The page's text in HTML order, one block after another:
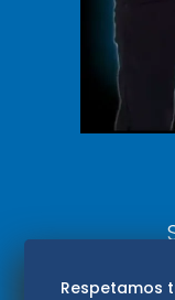
Respetamos